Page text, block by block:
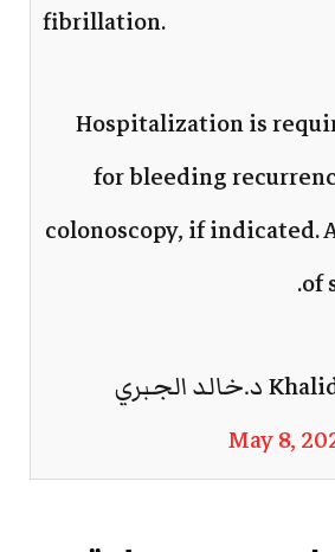
fibrillation.
Hospitalization is
for bleeding
colonoscopy, if indicated.
of
— Khalid Aljabri, MD د.خالد الجبري
May 8,